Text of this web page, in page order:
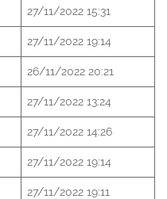
27/11/2022 15:31
27/11/2022 19:14
26/11/2022 20:21
27/11/2022 13:24
27/11/2022 14:26
27/11/2022 19:14
27/11/2022 19:11